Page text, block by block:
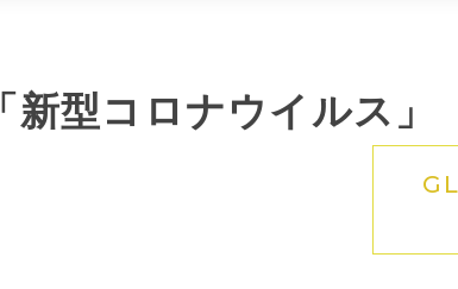
新型コロナウイルス」